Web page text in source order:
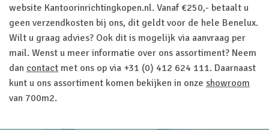
website Kantoorinrichtingkopen.nl. Vanaf €250,- betaalt u
geen verzendkosten bij ons, dit geldt voor de hele Benelux.
Wilt u graag advies? Ook dit is mogelijk via aanvraag per
mail. Wenst u meer informatie over ons assortiment? Neem
dan contact met ons op via +31 (0) 412 624 111. Daarnaast
kunt u ons assortiment komen bekijken in onze showroom
van 700m2.